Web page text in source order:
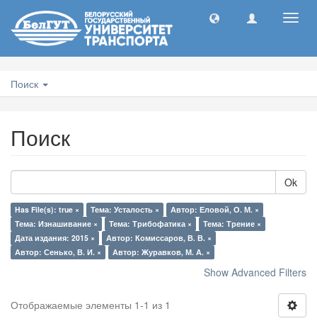
Поиск
Поиск
Ok
Has File(s): true × Тема: Усталость ×
Автор: Еловой, О. М. ×
Тема: Изнашивание ×
Тема: Трибофатика ×
Тема: Трение ×
Дата издания: 2015 ×
Автор: Комиссаров, В. В. ×
Автор: Сенько, В. И. ×
Автор: Журавков, М. А. ×
Show Advanced Filters
Отображаемые элементы 1-1 из 1